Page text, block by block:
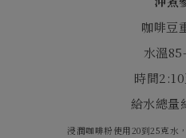
咖啡豆
水溫
時間2:10
給水總量
浸潤咖啡粉使用20到25克水